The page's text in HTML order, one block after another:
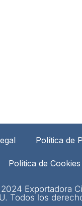
Política de
Política de Cookies
Exportadora
Todos los